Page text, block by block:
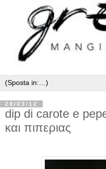
28/03/12
dip di carote e
και πιπεριας